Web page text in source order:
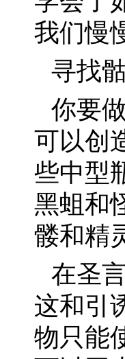
我们慢
寻找
你要
可以创
些中型
黑蛆和
髅和精
在圣
这和引
物只能